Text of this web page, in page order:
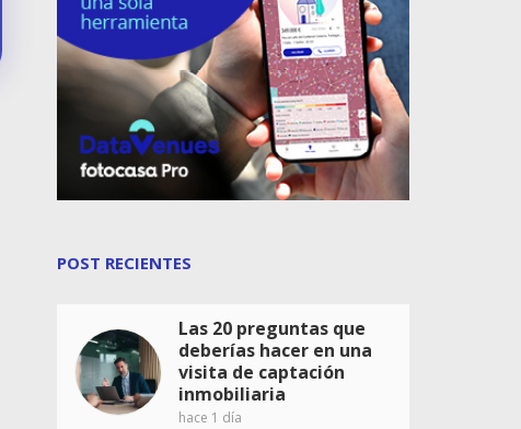
POST RECIENTES
Las 20 preguntas que
deberías hacer en una
visita de captación
inmobiliaria
hace 1 día